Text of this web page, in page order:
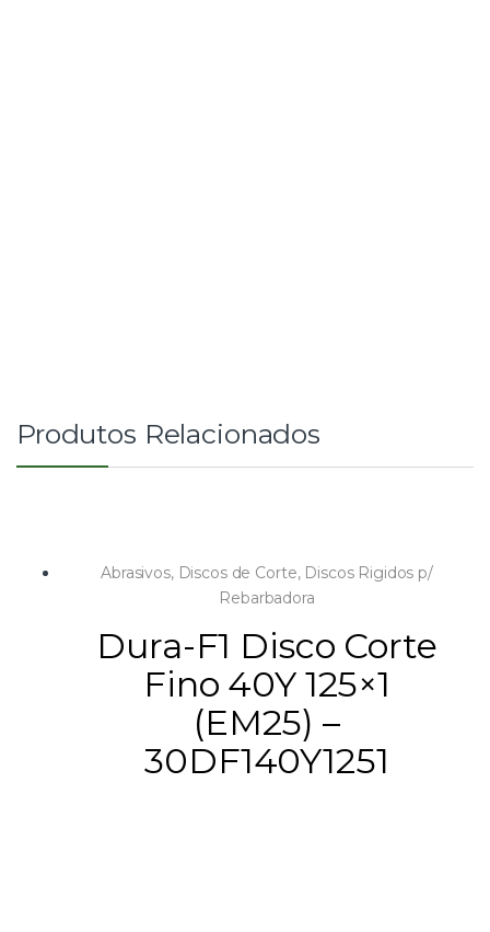
Produtos Relacionados
Abrasivos, Discos de Corte, Discos Rigidos p/
Rebarbadora
Dura-F1 Disco Corte
Fino 40Y 125×1
(EM25) –
30DF140Y1251